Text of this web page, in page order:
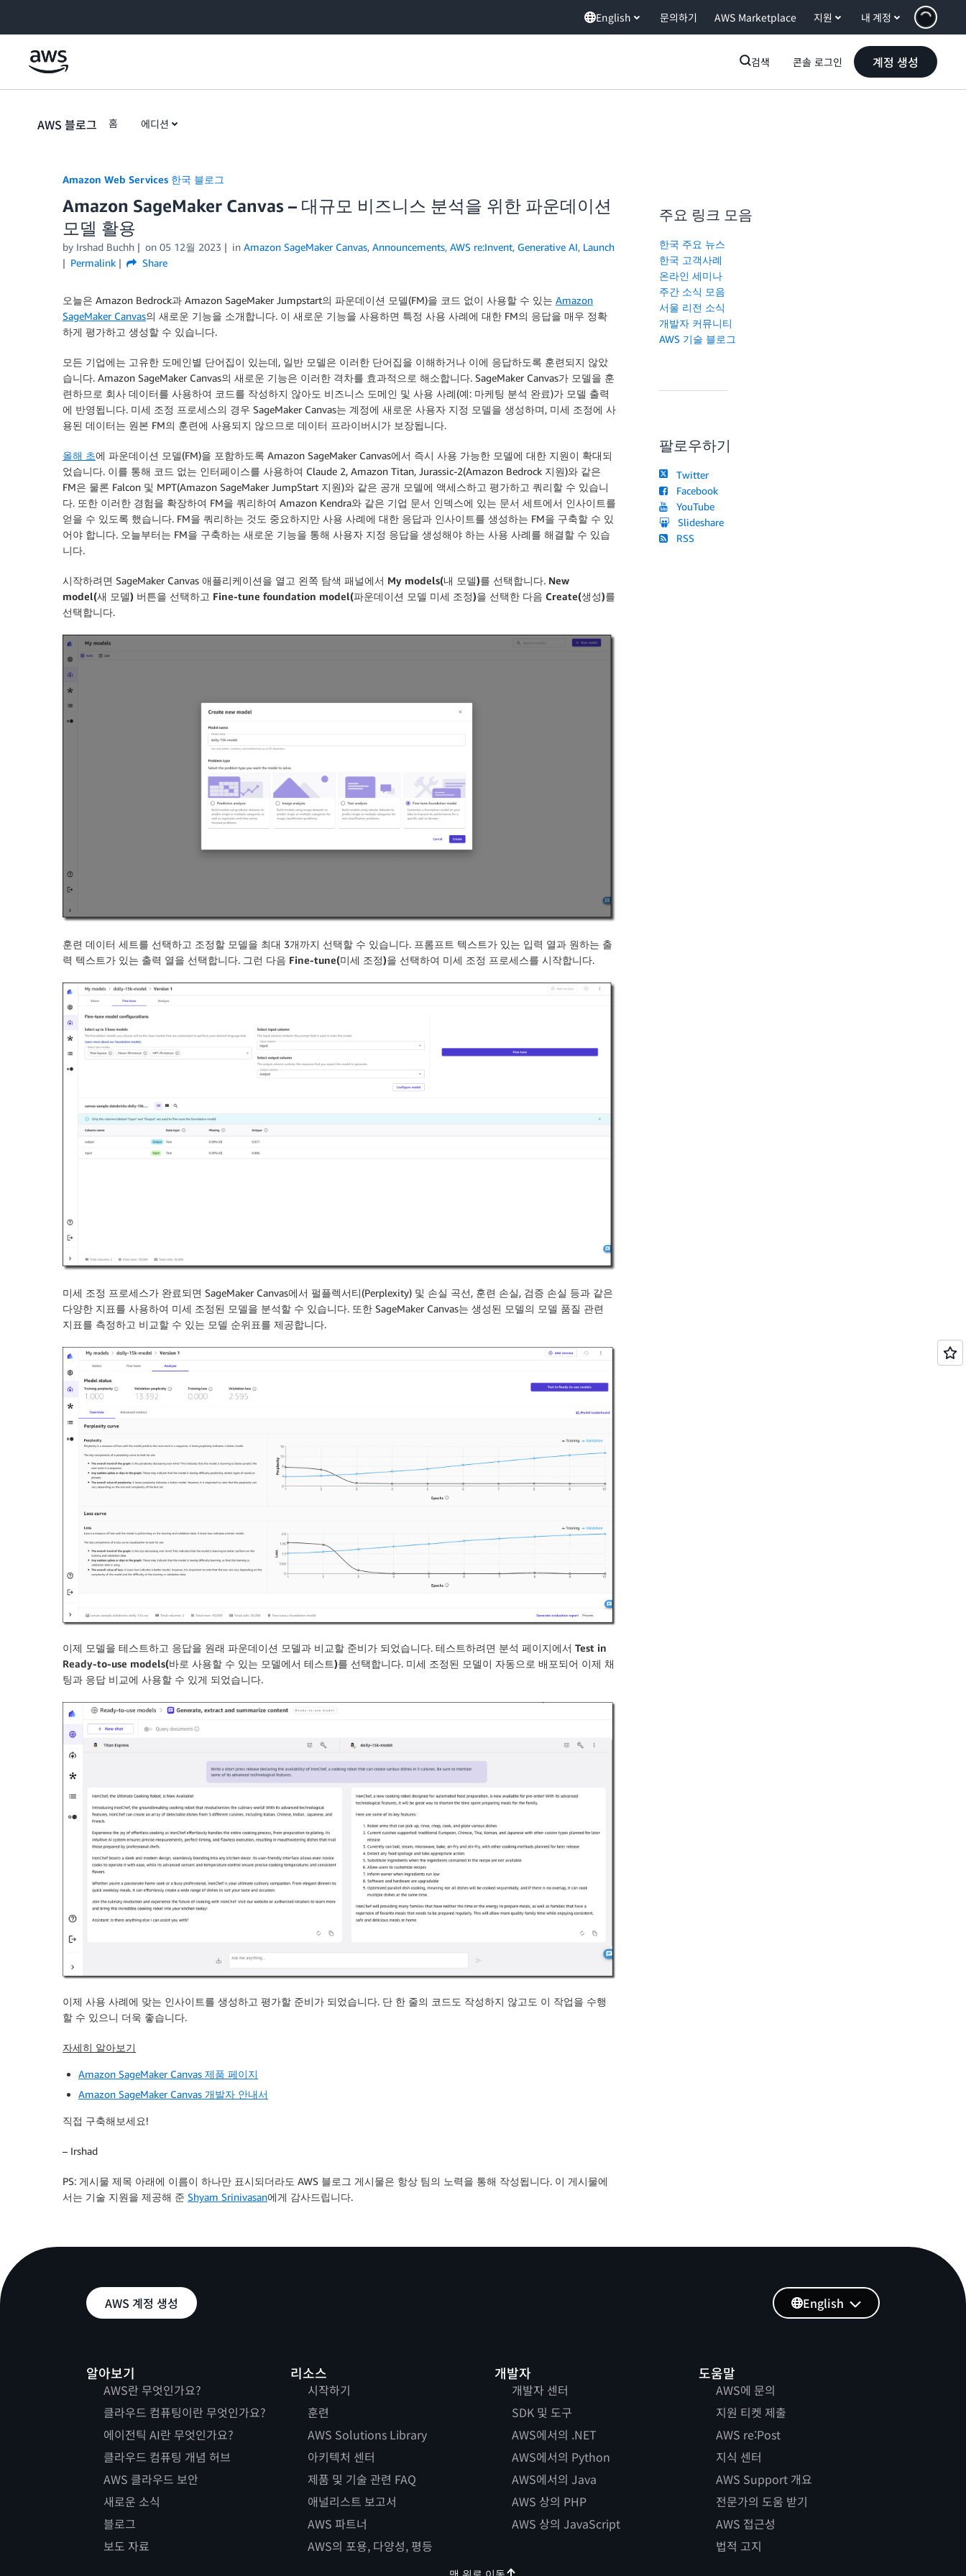
English 문의하기 AWS Marketplace 지원 내 계정
검색 콘솔 로그인 계정 생성
AWS 블로그 홈 에디션
Amazon Web Services 한국 블로그
Amazon SageMaker Canvas – 대규모 비즈니스 분석을 위한 파운데이션
모델 활용
by Irshad Buchh on 05 12월 2023 in Amazon SageMaker Canvas, Announcements, AWS re:Invent, Generative AI, Launch
Permalink
Share
오늘은 Amazon Bedrock과 Amazon SageMaker Jumpstart의 파운데이션 모델(FM)을 코드 없이 사용할 수 있는 Amazon
SageMaker Canvas의 새로운 기능을 소개합니다. 이 새로운 기능을 사용하면 특정 사용 사례에 대한 FM의 응답을 매우 정확
하게 평가하고 생성할 수 있습니다.
모든 기업에는 고유한 도메인별 단어집이 있는데, 일반 모델은 이러한 단어집을 이해하거나 이에 응답하도록 훈련되지 않았
습니다. Amazon SageMaker Canvas의 새로운 기능은 이러한 격차를 효과적으로 해소합니다. SageMaker Canvas가 모델을 훈
련하므로 회사 데이터를 사용하여 코드를 작성하지 않아도 비즈니스 도메인 및 사용 사례(예: 마케팅 분석 완료)가 모델 출력
에 반영됩니다. 미세 조정 프로세스의 경우 SageMaker Canvas는 계정에 새로운 사용자 지정 모델을 생성하며, 미세 조정에 사
용된 데이터는 원본 FM의 훈련에 사용되지 않으므로 데이터 프라이버시가 보장됩니다.
올해 초에 파운데이션 모델(FM)을 포함하도록 Amazon SageMaker Canvas에서 즉시 사용 가능한 모델에 대한 지원이 확대되
었습니다. 이를 통해 코드 없는 인터페이스를 사용하여 Claude 2, Amazon Titan, Jurassic-2(Amazon Bedrock 지원)와 같은
FM은 물론 Falcon 및 MPT(Amazon SageMaker JumpStart 지원)와 같은 공개 모델에 액세스하고 평가하고 쿼리할 수 있습니
다. 또한 이러한 경험을 확장하여 FM을 쿼리하여 Amazon Kendra와 같은 기업 문서 인덱스에 있는 문서 세트에서 인사이트를
얻을 수 있도록 했습니다. FM을 쿼리하는 것도 중요하지만 사용 사례에 대한 응답과 인사이트를 생성하는 FM을 구축할 수 있
어야 합니다. 오늘부터는 FM을 구축하는 새로운 기능을 통해 사용자 지정 응답을 생성해야 하는 사용 사례를 해결할 수 있습
니다.
시작하려면 SageMaker Canvas 애플리케이션을 열고 왼쪽 탐색 패널에서 My models(내 모델)를 선택합니다. New
model(새 모델) 버튼을 선택하고 Fine-tune foundation model(파운데이션 모델 미세 조정)을 선택한 다음 Create(생성)를
선택합니다.
훈련 데이터 세트를 선택하고 조정할 모델을 최대 3개까지 선택할 수 있습니다. 프롬프트 텍스트가 있는 입력 열과 원하는 출
력 텍스트가 있는 출력 열을 선택합니다. 그런 다음 Fine-tune(미세 조정)을 선택하여 미세 조정 프로세스를 시작합니다.
미세 조정 프로세스가 완료되면 SageMaker Canvas에서 펄플렉서티(Perplexity) 및 손실 곡선, 훈련 손실, 검증 손실 등과 같은
다양한 지표를 사용하여 미세 조정된 모델을 분석할 수 있습니다. 또한 SageMaker Canvas는 생성된 모델의 모델 품질 관련
지표를 측정하고 비교할 수 있는 모델 순위표를 제공합니다.
이제 모델을 테스트하고 응답을 원래 파운데이션 모델과 비교할 준비가 되었습니다. 테스트하려면 분석 페이지에서 Test in
Ready-to-use models(바로 사용할 수 있는 모델에서 테스트)를 선택합니다. 미세 조정된 모델이 자동으로 배포되어 이제 채
팅과 응답 비교에 사용할 수 있게 되었습니다.
이제 사용 사례에 맞는 인사이트를 생성하고 평가할 준비가 되었습니다. 단 한 줄의 코드도 작성하지 않고도 이 작업을 수행
할 수 있으니 더욱 좋습니다.
자세히 알아보기
Amazon SageMaker Canvas 제품 페이지
Amazon SageMaker Canvas 개발자 안내서
직접 구축해보세요!
– Irshad
PS: 게시물 제목 아래에 이름이 하나만 표시되더라도 AWS 블로그 게시물은 항상 팀의 노력을 통해 작성됩니다. 이 게시물에
서는 기술 지원을 제공해 준 Shyam Srinivasan에게 감사드립니다.
주요 링크 모음
한국 주요 뉴스
한국 고객사례
온라인 세미나
주간 소식 모음
서울 리전 소식
개발자 커뮤니티
AWS 기술 블로그
팔로우하기
Twitter
Facebook
YouTube
Slideshare
RSS
AWS 계정 생성
알아보기
AWS란 무엇인가요?
클라우드 컴퓨팅이란 무엇인가요?
에이전틱 AI란 무엇인가요?
클라우드 컴퓨팅 개념 허브
AWS 클라우드 보안
새로운 소식
블로그
보도 자료
리소스
시작하기
훈련
AWS Solutions Library
아키텍처 센터
제품 및 기술 관련 FAQ
애널리스트 보고서
AWS 파트너
AWS의 포용, 다양성, 평등
개발자
개발자 센터
SDK 및 도구
AWS에서의 .NET
AWS에서의 Python
AWS에서의 Java
AWS 상의 PHP
AWS 상의 JavaScript
도움말
AWS에 문의
지원 티켓 제출
AWS re:Post
지식 센터
AWS Support 개요
전문가의 도움 받기
AWS 접근성
법적 고지
English